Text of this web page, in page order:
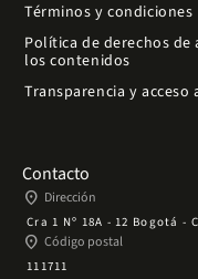
Términos y condiciones
Política de derechos
los contenidos
Transparencia y
Contacto
place Dirección
Cra 1 Nº 18A - 12 Bogotá -
place Código postal
111711